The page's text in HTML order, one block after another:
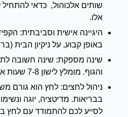
שותים אלכוהול, כדאי
אלו.
היגיינה אישית וסביבתית:
באופן קבוע, על ניקיון הבית
שינה מספקת: שינה חשובה
והגוף. מומלץ לישון 7-8 שעות איכותיות בלילה.
ניהול לחצים: לחץ הוא גורם
בבריאות. מדיטציה, יוגה
לסייע לכם להתמודד עם לחץ